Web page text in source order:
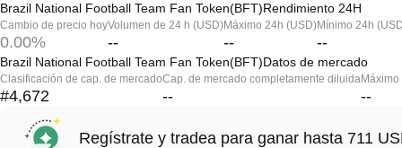
Brazil National Football Team Fan Token(BFT)Rendimiento 24H
Cambio de precio hoy
0.00%
Volumen de 24 h (USD)
--
Máximo 24h (USD)
--
Mínimo 24h
--
Brazil National Football Team Fan Token(BFT)Datos de mercado
Clasificación de cap. de mercado
#4,672
Cap. de mercado completamente diluida
-- --
Regístrate y tradea para ganar hasta 711